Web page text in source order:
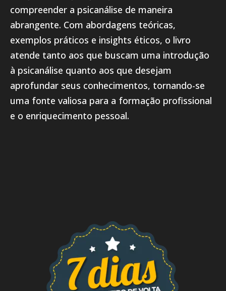
compreender a psicanálise de maneira
abrangente. Com abordagens teóricas,
exemplos práticos e insights éticos, o livro
atende tanto aos que buscam uma introdução
à psicanálise quanto aos que desejam
aprofundar seus conhecimentos, tornando-se
uma fonte valiosa para a formação profissional
e o enriquecimento pessoal.